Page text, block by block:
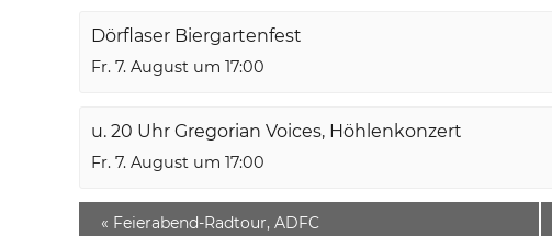
Dörflaser Biergartenfest
Fr. 7. August um 17:00
u. 20 Uhr Gregorian Voices, Höhlenkonzert
Fr. 7. August um 17:00
« Feierabend-Radtour, ADFC